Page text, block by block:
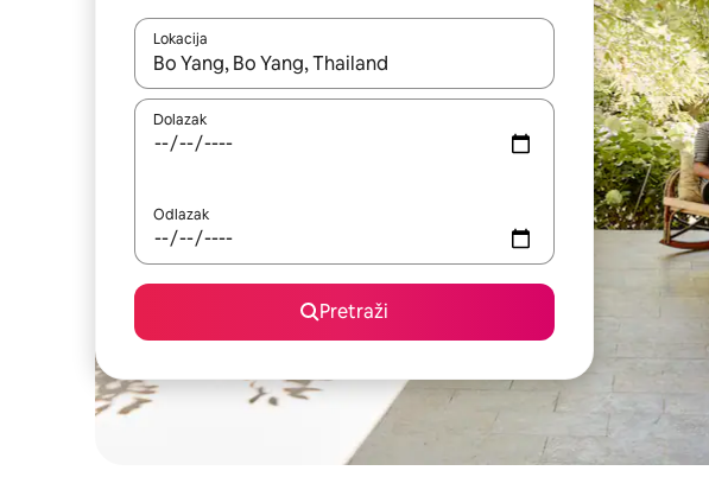
Lokacija
Kada budu dostupni rezultati, moći ćete ih pregledati koristeći se
Dolazak
Odlazak
Pretraži